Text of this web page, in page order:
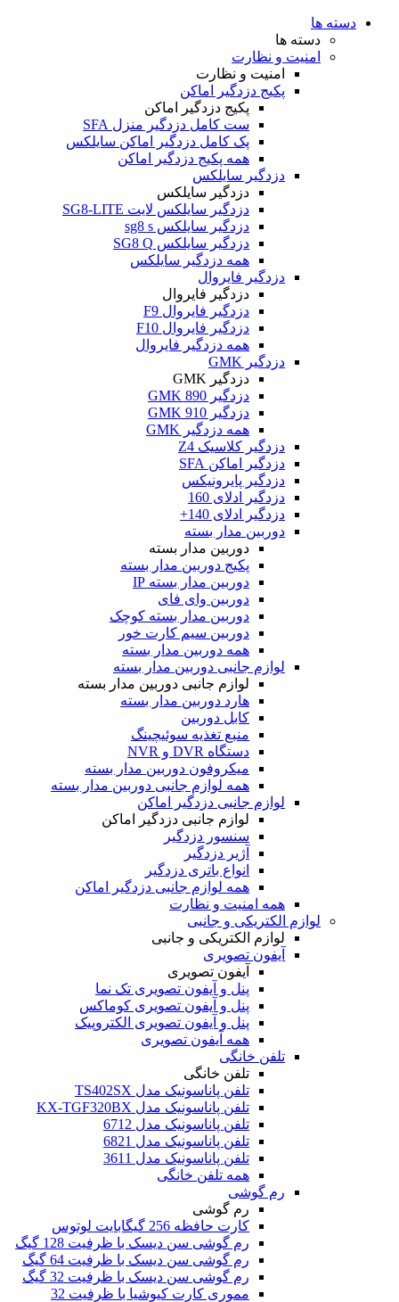
دسته ها
دسته ها
امنیت و نظارت
امنیت و نظارت
پکیج دزدگیر اماکن
پکیج دزدگیر اماکن
ست کامل دزدگیر منزل SFA
پک کامل دزدگیر اماکن سایلکس
همه پکیج دزدگیر اماکن
دزدگیر سایلکس
دزدگیر سایلکس
دزدگیر سایلکس لایت SG8-LITE
دزدگیر سایلکس sg8 s
دزدگیر سایلکس SG8 Q
همه دزدگیر سایلکس
دزدگیر فایروال
دزدگیر فایروال
دزدگیر فایروال F9
دزدگیر فایروال F10
همه دزدگیر فایروال
دزدگیر GMK
دزدگیر GMK
دزدگیر GMK 890
دزدگیر GMK 910
همه دزدگیر GMK
دزدگیر کلاسیک Z4
دزدگیر اماکن SFA
دزدگیر پایرونیکس
دزدگیر ادلای 160
دزدگیر ادلای 140+
دوربین مدار بسته
دوربین مدار بسته
پکیج دوربین مدار بسته
دوربین مدار بسته IP
دوربین وای فای
دوربین مدار بسته کوچک
دوربین سیم کارت خور
همه دوربین مدار بسته
لوازم جانبی دوربین مدار بسته
لوازم جانبی دوربین مدار بسته
هارد دوربین مدار بسته
کابل دوربین
منبع تغذیه سوئیچینگ
دستگاه DVR و NVR
میکروفون دوربین مدار بسته
همه لوازم جانبی دوربین مدار بسته
لوازم جانبی دزدگیر اماکن
لوازم جانبی دزدگیر اماکن
سنسور دزدگیر
آژیر دزدگیر
انواع باتری دزدگیر
همه لوازم جانبی دزدگیر اماکن
همه امنیت و نظارت
لوازم الکتریکی و جانبی
لوازم الکتریکی و جانبی
آیفون تصویری
آیفون تصویری
پنل و آیفون تصویری تک نما
پنل و آیفون تصویری کوماکس
پنل و آیفون تصویری الکتروپیک
همه آیفون تصویری
تلفن خانگی
تلفن خانگی
تلفن پاناسونیک مدل TS402SX
تلفن پاناسونیک مدل KX-TGF320BX
تلفن پاناسونیک مدل 6712
تلفن پاناسونیک مدل 6821
تلفن پاناسونیک مدل 3611
همه تلفن خانگی
رم گوشی
رم گوشی
کارت حافظه 256 گیگابایت لوتوس
رم گوشی سن دیسک با ظرفیت 128 گیگ
رم گوشی سن دیسک با ظرفیت 64 گیگ
رم گوشی سن دیسک با ظرفیت 32 گیگ
مموری کارت کیوشیا با ظرفیت 32